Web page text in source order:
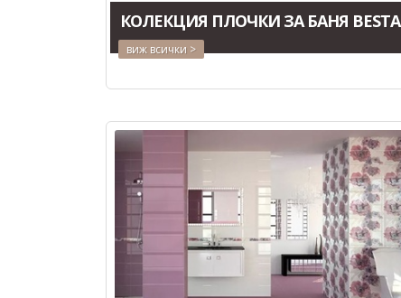
КОЛЕКЦИЯ ПЛОЧКИ ЗА БАНЯ BESTA
виж всички >